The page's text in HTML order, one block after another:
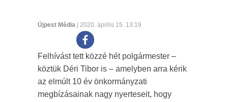
Újpest Média | 2020. április 15. 13:19
Felhívást tett közzé hét polgármester –
köztük Déri Tibor is – amelyben arra kérik
az elmúlt 10 év önkormányzati
megbízásainak nagy nyerteseit, hogy